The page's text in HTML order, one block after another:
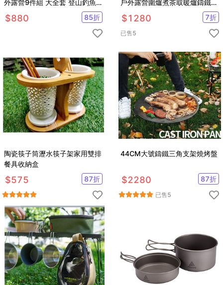
外露營9件組 大全套 登山釣魚
迷你折疊炊具套裝
$880 85折
戶外露營圍爐煮茶取暖爐鑄鐵碳
爐野營木炭燒烤爐
$1280 7折
已售5
陶瓷筷子筒瀝水筷子架家用雙排
餐具收納盒
$575 87折
44CM大號鑄鐵三角支架燒烤盤
$2280 87折
已售5